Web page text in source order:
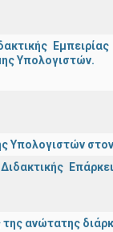
Υπολογιστών.
Υπολογιστών
ανώτατης